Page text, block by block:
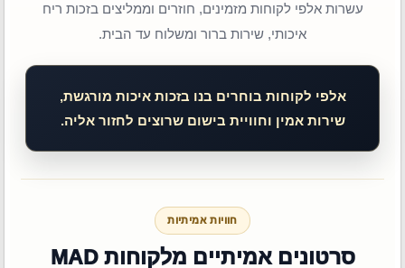
עשרות אלפי לקוחות מזמינים, חוזרים וממליצים בזכות ריח
איכותי, שירות ברור ומשלוח עד הבית.
אלפי לקוחות בוחרים בנו בזכות איכות מורגשת,
שירות אמין וחוויית בישום שרוצים לחזור אליה.
חוויות אמיתיות
סרטונים אמיתיים מלקוחות MAD